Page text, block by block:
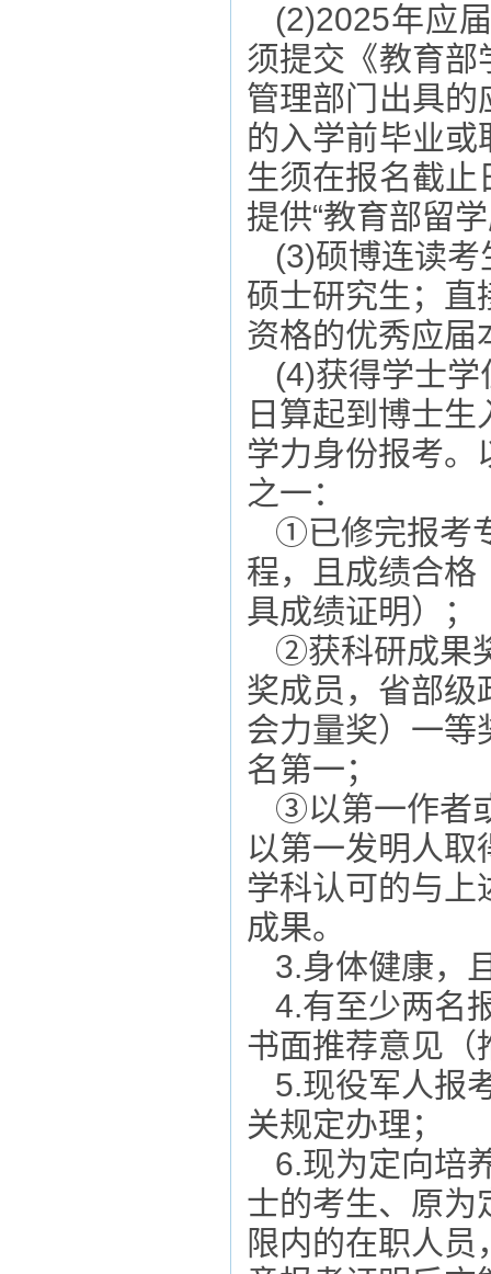
(2)2025年应
须提交《教育
管理部门出具的
的入学前毕业或
生须在报名截止
提供“教育部留
(3)硕博连读
硕士研究生；直
资格的优秀应届
(4)获得学士
日算起到博士
学力身份报考。
之一：
①已修完报考
程，且成绩合格
具成绩证明）；
②获科研成果
奖成员，省部级
会力量奖）一等
名第一；
③以第一作者
以第一发明人
学科认可的与上
成果。
3.身体健康，
4.有至少两名
书面推荐意见（
5.现役军人报
关规定办理；
6.现为定向培
士的考生、原为
限内的在职人